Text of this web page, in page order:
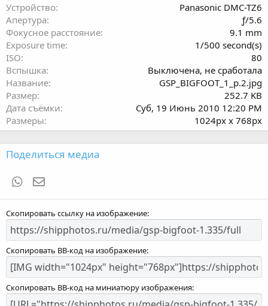
Устройство
Panasonic DMC-TZ6
Апертура
ƒ/5.6
Фокусное расстояние
9.1 mm
Exposure time
1/500 second(s)
ISO
80
Вспышка
Выключена, не сработала
Название
GSP_BIGFOOT_1_p.2.jpg
Размер
252.7 KB
Дата съёмки
Суб, 19 Июнь 2010 12:20 PM
Размеры
1024px x 768px
Поделиться медиа
WhatsApp
Скопировать ссылку на изображение
Скопировать BB-код на изображение
Скопировать BB-код на миниатюру изображения